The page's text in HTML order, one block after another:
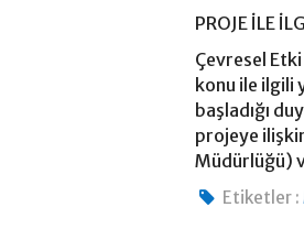
PROJE İLE
Çevresel
konu ile ilgili
başladığı
projeye
Müdürlüğü)
Etiketler :